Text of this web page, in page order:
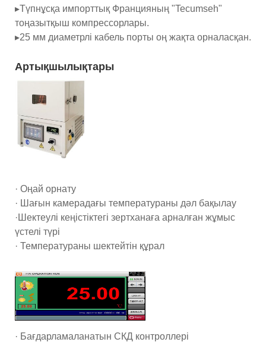
▸Түпнұсқа импорттық Францияның "Tecumseh"
тоңазытқыш компрессорлары.
▸25 мм диаметрлі кабель порты оң жақта орналасқан.
Артықшылықтары
· Оңай орнату
· Шағын камерадағы температураны дәл бақылау
·Шектеулі кеңістіктегі зертханаға арналған жұмыс
үстелі түрі
· Температураны шектейтін құрал
· Бағдарламаланатын СКД контроллері